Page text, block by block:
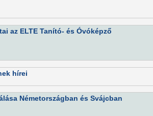
az ELTE Tanító- és Óvóképző
hírei
Németországban és Svájcban